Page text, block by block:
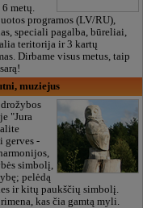
metų.
programos (LV/RU),
speciali pagalba, būreliai,
teritorija ir 3 kartų
Dirbame visus metus, taip
muziejus
"Jura
gerves -
simbolį,
pelėdą
ir kitų paukščių simbolį.
kas čia gamtą myli.